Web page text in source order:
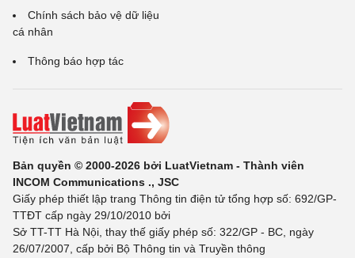
Chính sách bảo vệ dữ liệu
cá nhân
Thông báo hợp tác
Bản quyền © 2000-2026 bởi LuatVietnam - Thành viên
INCOM Communications ., JSC
Giấy phép thiết lập trang Thông tin điện tử tổng hợp số: 692/GP-
TTĐT cấp ngày 29/10/2010 bởi
Sở TT-TT Hà Nội, thay thế giấy phép số: 322/GP - BC, ngày
26/07/2007, cấp bởi Bộ Thông tin và Truyền thông